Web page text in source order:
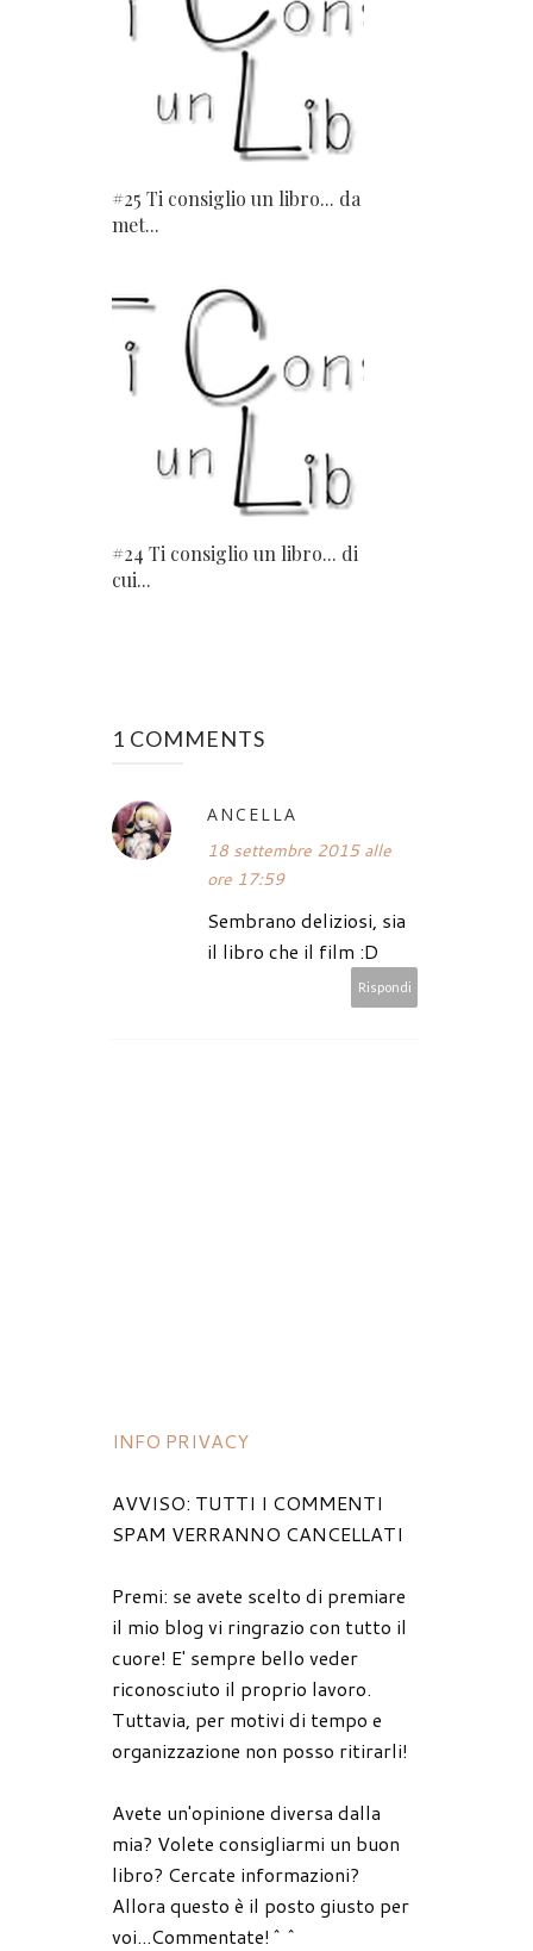
#25 Ti consiglio un libro... da
met...
#24 Ti consiglio un libro... di
cui...
1 COMMENTS
ANCELLA
18 settembre 2015 alle
ore 17:59
Sembrano deliziosi, sia
il libro che il film :D
Rispondi
INFO PRIVACY
AVVISO: TUTTI I COMMENTI
SPAM VERRANNO CANCELLATI
Premi: se avete scelto di premiare
il mio blog vi ringrazio con tutto il
cuore! E' sempre bello veder
riconosciuto il proprio lavoro.
Tuttavia, per motivi di tempo e
organizzazione non posso ritirarli!
Avete un'opinione diversa dalla
mia? Volete consigliarmi un buon
libro? Cercate informazioni?
Allora questo è il posto giusto per
voi...Commentate!^^